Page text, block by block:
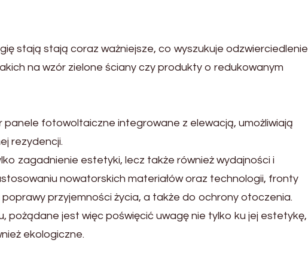
stają stają coraz ważniejsze, co wyszukuje odzwierciedlenie
na wzór zielone ściany czy produkty o redukowanym
panele fotowoltaiczne integrowane z elewacją, umożliwiają
rezydencji.
zagadnienie estetyki, lecz także również wydajności i
nowatorskich materiałów oraz technologii, fronty
przyjemności życia, a także do ochrony otoczenia.
pożądane jest więc poświęcić uwagę nie tylko ku jej estetykę,
ekologiczne.